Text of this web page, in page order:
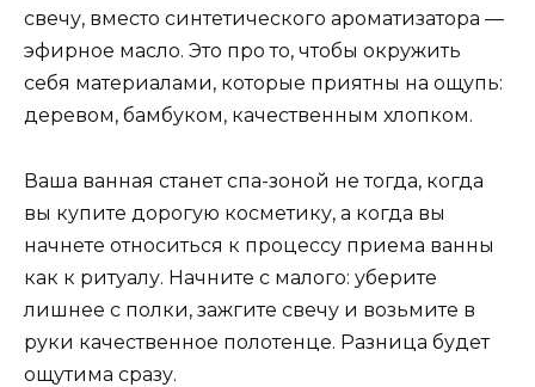
свечу, вместо синтетического ароматизатора —
эфирное масло. Это про то, чтобы окружить
себя материалами, которые приятны на ощупь:
деревом, бамбуком, качественным хлопком.
Ваша ванная станет спа-зоной не тогда, когда
вы купите дорогую косметику, а когда вы
начнете относиться к процессу приема ванны
как к ритуалу. Начните с малого: уберите
лишнее с полки, зажгите свечу и возьмите в
руки качественное полотенце. Разница будет
ощутима сразу.